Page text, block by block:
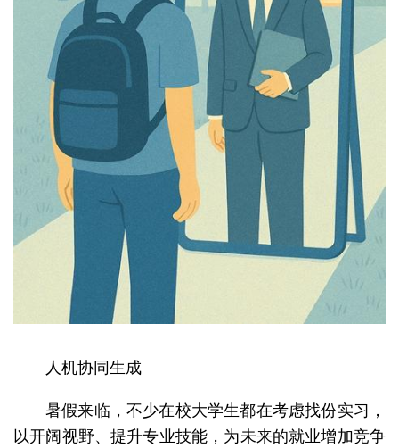
人机协同生成
暑假来临，不少在校大学生都在考虑找份实习，
以开阔视野、提升专业技能，为未来的就业增加竞争